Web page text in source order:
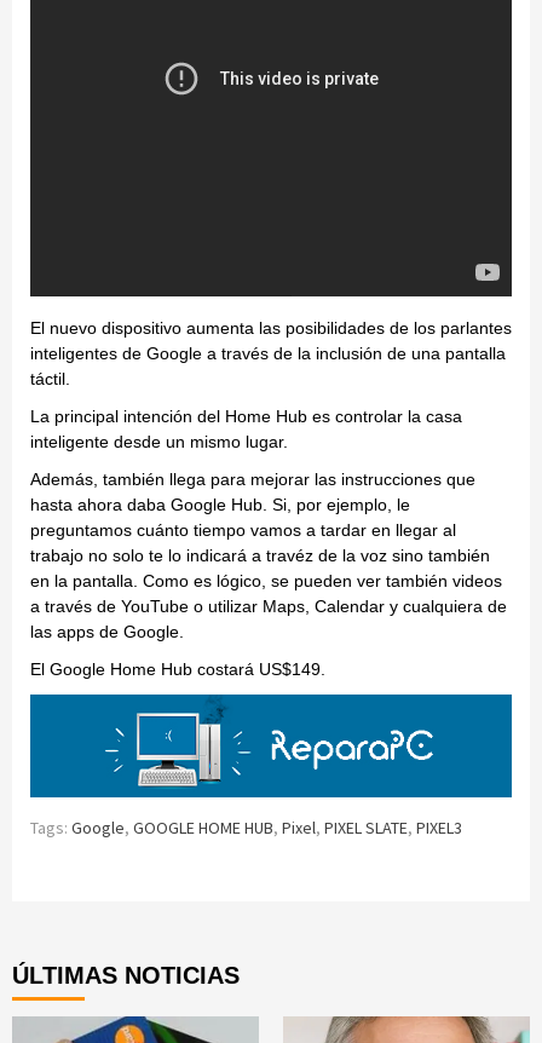
El nuevo dispositivo aumenta las posibilidades de los parlantes
inteligentes de Google a través de la inclusión de una pantalla
táctil.
La principal intención del Home Hub es controlar la casa
inteligente desde un mismo lugar.
Además, también llega para mejorar las instrucciones que
hasta ahora daba Google Hub. Si, por ejemplo, le
preguntamos cuánto tiempo vamos a tardar en llegar al
trabajo no solo te lo indicará a travéz de la voz sino también
en la pantalla. Como es lógico, se pueden ver también videos
a través de YouTube o utilizar Maps, Calendar y cualquiera de
las apps de Google.
El Google Home Hub costará US$149.
Tags: Google, GOOGLE HOME HUB, Pixel, PIXEL SLATE, PIXEL3
ÚLTIMAS NOTICIAS